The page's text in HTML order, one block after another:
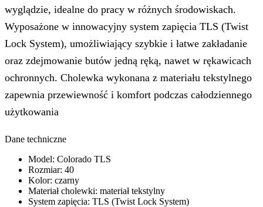
wyglądzie, idealne do pracy w różnych środowiskach.
Wyposażone w innowacyjny system zapięcia TLS (Twist
Lock System), umożliwiający szybkie i łatwe zakładanie
oraz zdejmowanie butów jedną ręką, nawet w rękawicach
ochronnych. Cholewka wykonana z materiału tekstylnego
zapewnia przewiewność i komfort podczas całodziennego
użytkowania
Dane techniczne
Model: Colorado TLS
Rozmiar: 40
Kolor: czarny
Materiał cholewki: materiał tekstylny
System zapięcia: TLS (Twist Lock System)